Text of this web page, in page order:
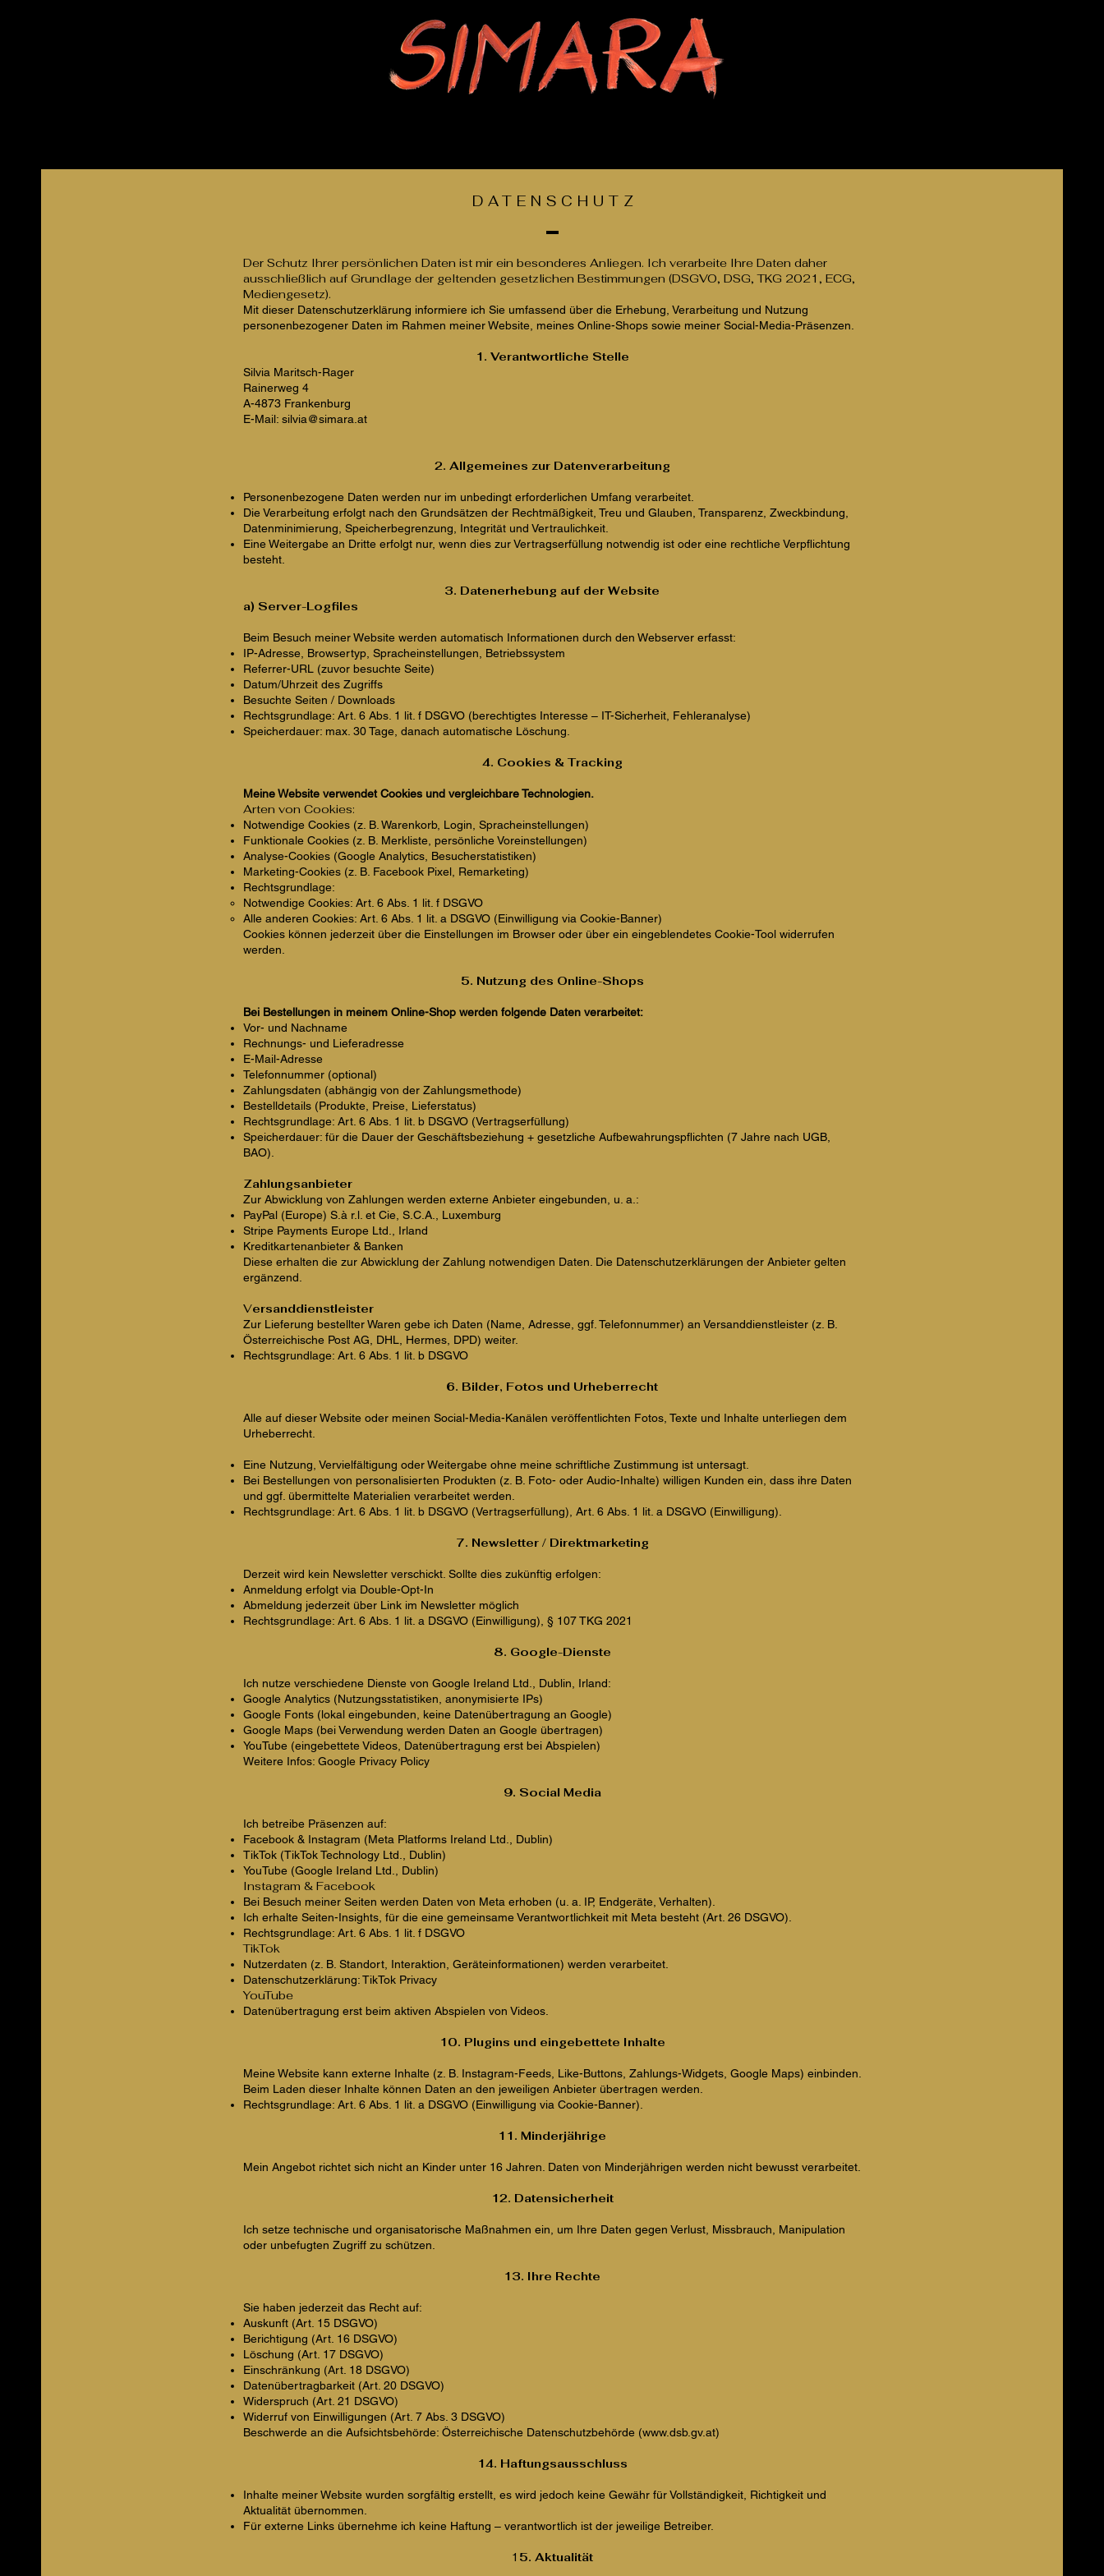
DATENSCHUT Z
Der Schutz Ihrer persönlichen Daten ist mir ein besonderes Anliegen. Ich verarbeite Ihre Daten daher
ausschließlich auf Grundlage der geltenden gesetzlichen Bestimmungen (DSGVO, DSG, TKG 2021, ECG,
Mediengesetz).
Mit dieser Datenschutzerklärung informiere ich Sie umfassend über die Erhebung, Verarbeitung und Nutzung
personenbezogener Daten im Rahmen meiner Website, meines Online-Shops sowie meiner Social-Media-Präsenzen.
1. Verantwortliche Stelle
Silvia Maritsch-Rager
Rainerweg 4
A-4873 Frankenburg
E-Mail: silvia@simara.at
2. Allgemeines zur Datenverarbeitung
Personenbezogene Daten werden nur im unbedingt erforderlichen Umfang verarbeitet.
Die Verarbeitung erfolgt nach den Grundsätzen der Rechtmäßigkeit, Treu und Glauben, Transparenz, Zweckbindung,
Datenminimierung, Speicherbegrenzung, Integrität und Vertraulichkeit.
Eine Weitergabe an Dritte erfolgt nur, wenn dies zur Vertragserfüllung notwendig ist oder eine rechtliche Verpflichtung
besteht.
3. Datenerhebung auf der Website
a) Server-Logfiles
Beim Besuch meiner Website werden automatisch Informationen durch den Webserver erfasst:
IP-Adresse, Browsertyp, Spracheinstellungen, Betriebssystem
Referrer-URL (zuvor besuchte Seite)
Datum/Uhrzeit des Zugriffs
Besuchte Seiten / Downloads
Rechtsgrundlage: Art. 6 Abs. 1 lit. f DSGVO (berechtigtes Interesse – IT-Sicherheit, Fehleranalyse)
Speicherdauer: max. 30 Tage, danach automatische Löschung.
4. Cookies & Tracking
Meine Website verwendet Cookies und vergleichbare Technologien.
Arten von Cookies:
Notwendige Cookies (z. B. Warenkorb, Login, Spracheinstellungen)
Funktionale Cookies (z. B. Merkliste, persönliche Voreinstellungen)
Analyse-Cookies (Google Analytics, Besucherstatistiken)
Marketing-Cookies (z. B. Facebook Pixel, Remarketing)
Rechtsgrundlage:
Notwendige Cookies: Art. 6 Abs. 1 lit. f DSGVO
Alle anderen Cookies: Art. 6 Abs. 1 lit. a DSGVO (Einwilligung via Cookie-Banner)
Cookies können jederzeit über die Einstellungen im Browser oder über ein eingeblendetes Cookie-Tool widerrufen
werden.
5. Nutzung des Online-Shops
Bei Bestellungen in meinem Online-Shop werden folgende Daten verarbeitet:
Vor- und Nachname
Rechnungs- und Lieferadresse
E-Mail-Adresse
Telefonnummer (optional)
Zahlungsdaten (abhängig von der Zahlungsmethode)
Bestelldetails (Produkte, Preise, Lieferstatus)
Rechtsgrundlage: Art. 6 Abs. 1 lit. b DSGVO (Vertragserfüllung)
Speicherdauer: für die Dauer der Geschäftsbeziehung + gesetzliche Aufbewahrungspflichten (7 Jahre nach UGB,
BAO).
Zahlungsanbieter
Zur Abwicklung von Zahlungen werden externe Anbieter eingebunden, u. a.:
PayPal (Europe) S.à r.l. et Cie, S.C.A., Luxemburg
Stripe Payments Europe Ltd., Irland
Kreditkartenanbieter & Banken
Diese erhalten die zur Abwicklung der Zahlung notwendigen Daten. Die Datenschutzerklärungen der Anbieter gelten
ergänzend.
Versanddienstleister
Zur Lieferung bestellter Waren gebe ich Daten (Name, Adresse, ggf. Telefonnummer) an Versanddienstleister (z. B.
Österreichische Post AG, DHL, Hermes, DPD) weiter.
Rechtsgrundlage: Art. 6 Abs. 1 lit. b DSGVO
6. Bilder, Fotos und Urheberrecht
Alle auf dieser Website oder meinen Social-Media-Kanälen veröffentlichten Fotos, Texte und Inhalte unterliegen dem
Urheberrecht.
Eine Nutzung, Vervielfältigung oder Weitergabe ohne meine schriftliche Zustimmung ist untersagt.
Bei Bestellungen von personalisierten Produkten (z. B. Foto- oder Audio-Inhalte) willigen Kunden ein, dass ihre Daten
und ggf. übermittelte Materialien verarbeitet werden.
Rechtsgrundlage: Art. 6 Abs. 1 lit. b DSGVO (Vertragserfüllung), Art. 6 Abs. 1 lit. a DSGVO (Einwilligung).
7. Newsletter / Direktmarketing
Derzeit wird kein Newsletter verschickt. Sollte dies zukünftig erfolgen:
Anmeldung erfolgt via Double-Opt-In
Abmeldung jederzeit über Link im Newsletter möglich
Rechtsgrundlage: Art. 6 Abs. 1 lit. a DSGVO (Einwilligung), § 107 TKG 2021
8. Google-Dienste
Ich nutze verschiedene Dienste von Google Ireland Ltd., Dublin, Irland:
Google Analytics (Nutzungsstatistiken, anonymisierte IPs)
Google Fonts (lokal eingebunden, keine Datenübertragung an Google)
Google Maps (bei Verwendung werden Daten an Google übertragen)
YouTube (eingebettete Videos, Datenübertragung erst bei Abspielen)
Weitere Infos: Google Privacy Policy
9. Social Media
Ich betreibe Präsenzen auf:
Facebook & Instagram (Meta Platforms Ireland Ltd., Dublin)
TikTok (TikTok Technology Ltd., Dublin)
YouTube (Google Ireland Ltd., Dublin)
Instagram & Facebook
Bei Besuch meiner Seiten werden Daten von Meta erhoben (u. a. IP, Endgeräte, Verhalten).
Ich erhalte Seiten-Insights, für die eine gemeinsame Verantwortlichkeit mit Meta besteht (Art. 26 DSGVO).
Rechtsgrundlage: Art. 6 Abs. 1 lit. f DSGVO
TikTok
Nutzerdaten (z. B. Standort, Interaktion, Geräteinformationen) werden verarbeitet.
Datenschutzerklärung: TikTok Privacy
YouTube
Datenübertragung erst beim aktiven Abspielen von Videos.
10. Plugins und eingebettete Inhalte
Meine Website kann externe Inhalte (z. B. Instagram-Feeds, Like-Buttons, Zahlungs-Widgets, Google Maps) einbinden.
Beim Laden dieser Inhalte können Daten an den jeweiligen Anbieter übertragen werden.
Rechtsgrundlage: Art. 6 Abs. 1 lit. a DSGVO (Einwilligung via Cookie-Banner).
11. Minderjährige
Mein Angebot richtet sich nicht an Kinder unter 16 Jahren. Daten von Minderjährigen werden nicht bewusst verarbeitet.
12. Datensicherheit
Ich setze technische und organisatorische Maßnahmen ein, um Ihre Daten gegen Verlust, Missbrauch, Manipulation
oder unbefugten Zugriff zu schützen.
13. Ihre Rechte
Sie haben jederzeit das Recht auf:
Auskunft (Art. 15 DSGVO)
Berichtigung (Art. 16 DSGVO)
Löschung (Art. 17 DSGVO)
Einschränkung (Art. 18 DSGVO)
Datenübertragbarkeit (Art. 20 DSGVO)
Widerspruch (Art. 21 DSGVO)
Widerruf von Einwilligungen (Art. 7 Abs. 3 DSGVO)
Beschwerde an die Aufsichtsbehörde: Österreichische Datenschutzbehörde (www.dsb.gv.at)
14. Haftungsausschluss
Inhalte meiner Website wurden sorgfältig erstellt, es wird jedoch keine Gewähr für Vollständigkeit, Richtigkeit und
Aktualität übernommen.
Für externe Links übernehme ich keine Haftung – verantwortlich ist der jeweilige Betreiber.
1 5. Aktualität